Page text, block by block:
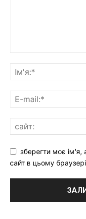
зберегти моє ім'я,
сайт в цьому